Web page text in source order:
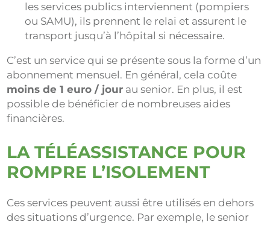
les services publics interviennent (pompiers
ou SAMU), ils prennent le relai et assurent le
transport jusqu’à l’hôpital si nécessaire.
C’est un service qui se présente sous la forme d’un
abonnement mensuel. En général, cela coûte
moins de 1 euro / jour au senior. En plus, il est
possible de bénéficier de nombreuses aides
financières.
LA TÉLÉASSISTANCE POUR
ROMPRE L’ISOLEMENT
Ces services peuvent aussi être utilisés en dehors
des situations d’urgence. Par exemple, le senior